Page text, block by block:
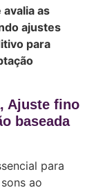
as
ajustes
para
Ajuste fino
baseada
para
ao